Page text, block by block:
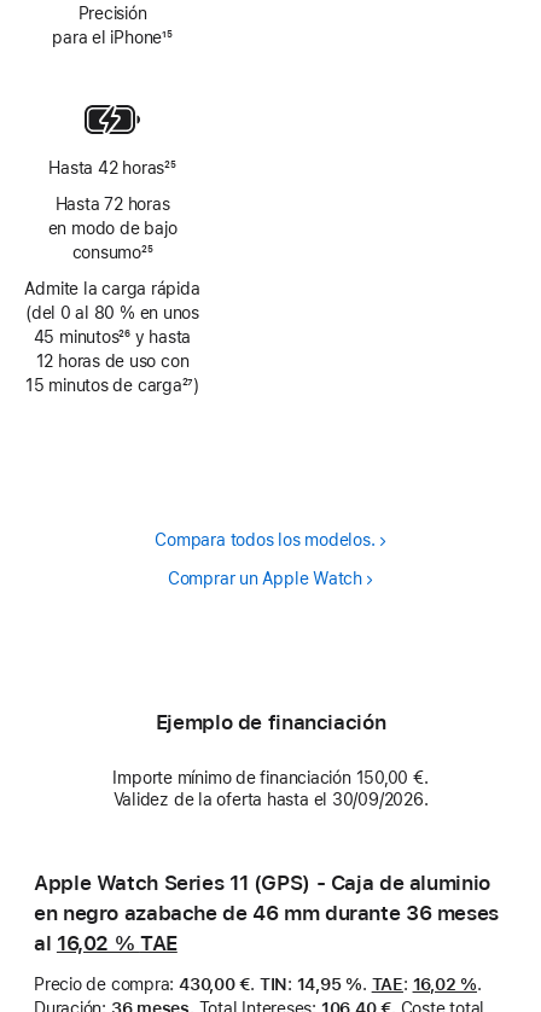
Precisión
para el iPhone
página
15
Hasta 42 horas
a
pie
página
25
Hasta 72 horas
en modo de bajo
consumo
a
pie
de
página
25
Admite la carga rápida
(del 0 al 80 % en unos
45 minutos
Nota
26 y hasta
12 horas de uso con
15 minutos de carga27)
Compara todos los modelos.
Comprar un Apple Watch
Ejemplo de financiación
Importe mínimo de financiación 150,00 €.
Validez de la oferta hasta el 30/09/2026.
Apple Watch Series 11 (GPS) - Caja de aluminio
en negro azabache de 46 mm durante 36 meses
al 16,02 % TAE
Precio de compra: 430,00 €. TIN: 14,95 %. TAE: 16,02 %.